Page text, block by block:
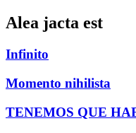
Alea jacta est
Infinito
Momento nihilista
TENEMOS QUE